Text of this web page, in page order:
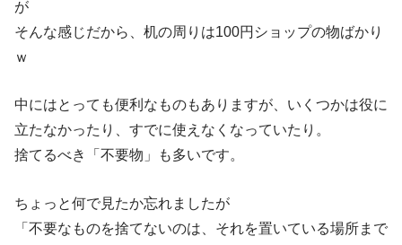
が
そんな感じだから、机の周りは100円ショップの物ばかり
ｗ
中にはとっても便利なものもありますが、いくつかは役に
立たなかったり、すでに使えなくなっていたり。
捨てるべき「不要物」も多いです。
ちょっと何で見たか忘れましたが
「不要なものを捨てないのは、それを置いている場所まで